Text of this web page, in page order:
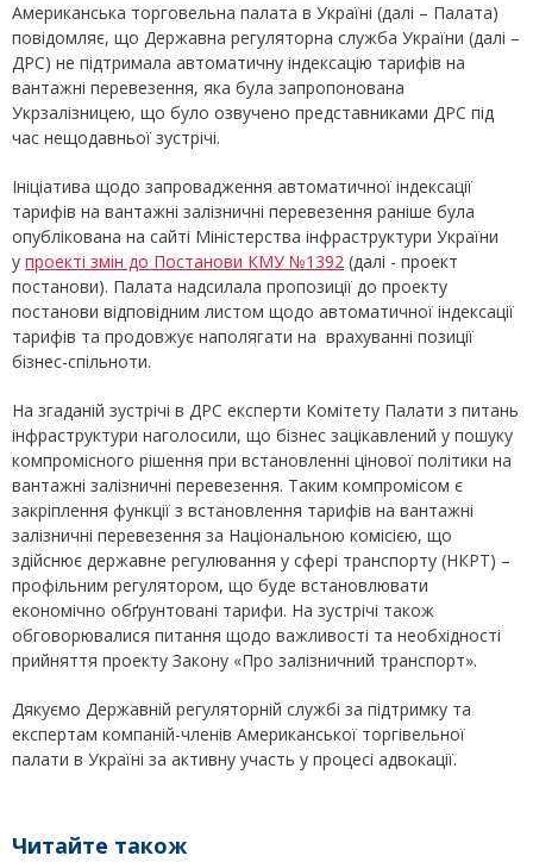
Американська торговельна палата в Україні (далі – Палата)
повідомляє, що Державна регуляторна служба України (далі –
ДРС) не підтримала автоматичну індексацію тарифів на
вантажні перевезення, яка була запропонована
Укрзалізницею, що було озвучено представниками ДРС під
час нещодавньої зустрічі.
Ініціатива щодо запровадження автоматичної індексації
тарифів на вантажні залізничні перевезення раніше була
опублікована на сайті Міністерства інфраструктури України
у проекті змін до Постанови КМУ №1392 (далі - проект
постанови). Палата надсилала пропозиції до проекту
постанови відповідним листом щодо автоматичної індексації
тарифів та продовжує наполягати на врахуванні позиції
бізнес-спільноти.
На згаданій зустрічі в ДРС експерти Комітету Палати з питань
інфраструктури наголосили, що бізнес зацікавлений у пошуку
компромісного рішення при встановленні цінової політики на
вантажні залізничні перевезення. Таким компромісом є
закріплення функції з встановлення тарифів на вантажні
залізничні перевезення за Національною комісією, що
здійснює державне регулювання у сфері транспорту (НКРТ) –
профільним регулятором, що буде встановлювати
економічно обґрунтовані тарифи. На зустрічі також
обговорювалися питання щодо важливості та необхідності
прийняття проекту Закону «Про залізничний транспорт».
Дякуємо Державній регуляторній службі за підтримку та
експертам компаній-членів Американської торгівельної
палати в Україні за активну участь у процесі адвокації.
Читайте також